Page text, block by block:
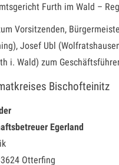
Furth im Wald –
Vorsitzenden,
Josef Ubl
i. Wald) zum
Bischofteinitz
Egerland
Otterfing